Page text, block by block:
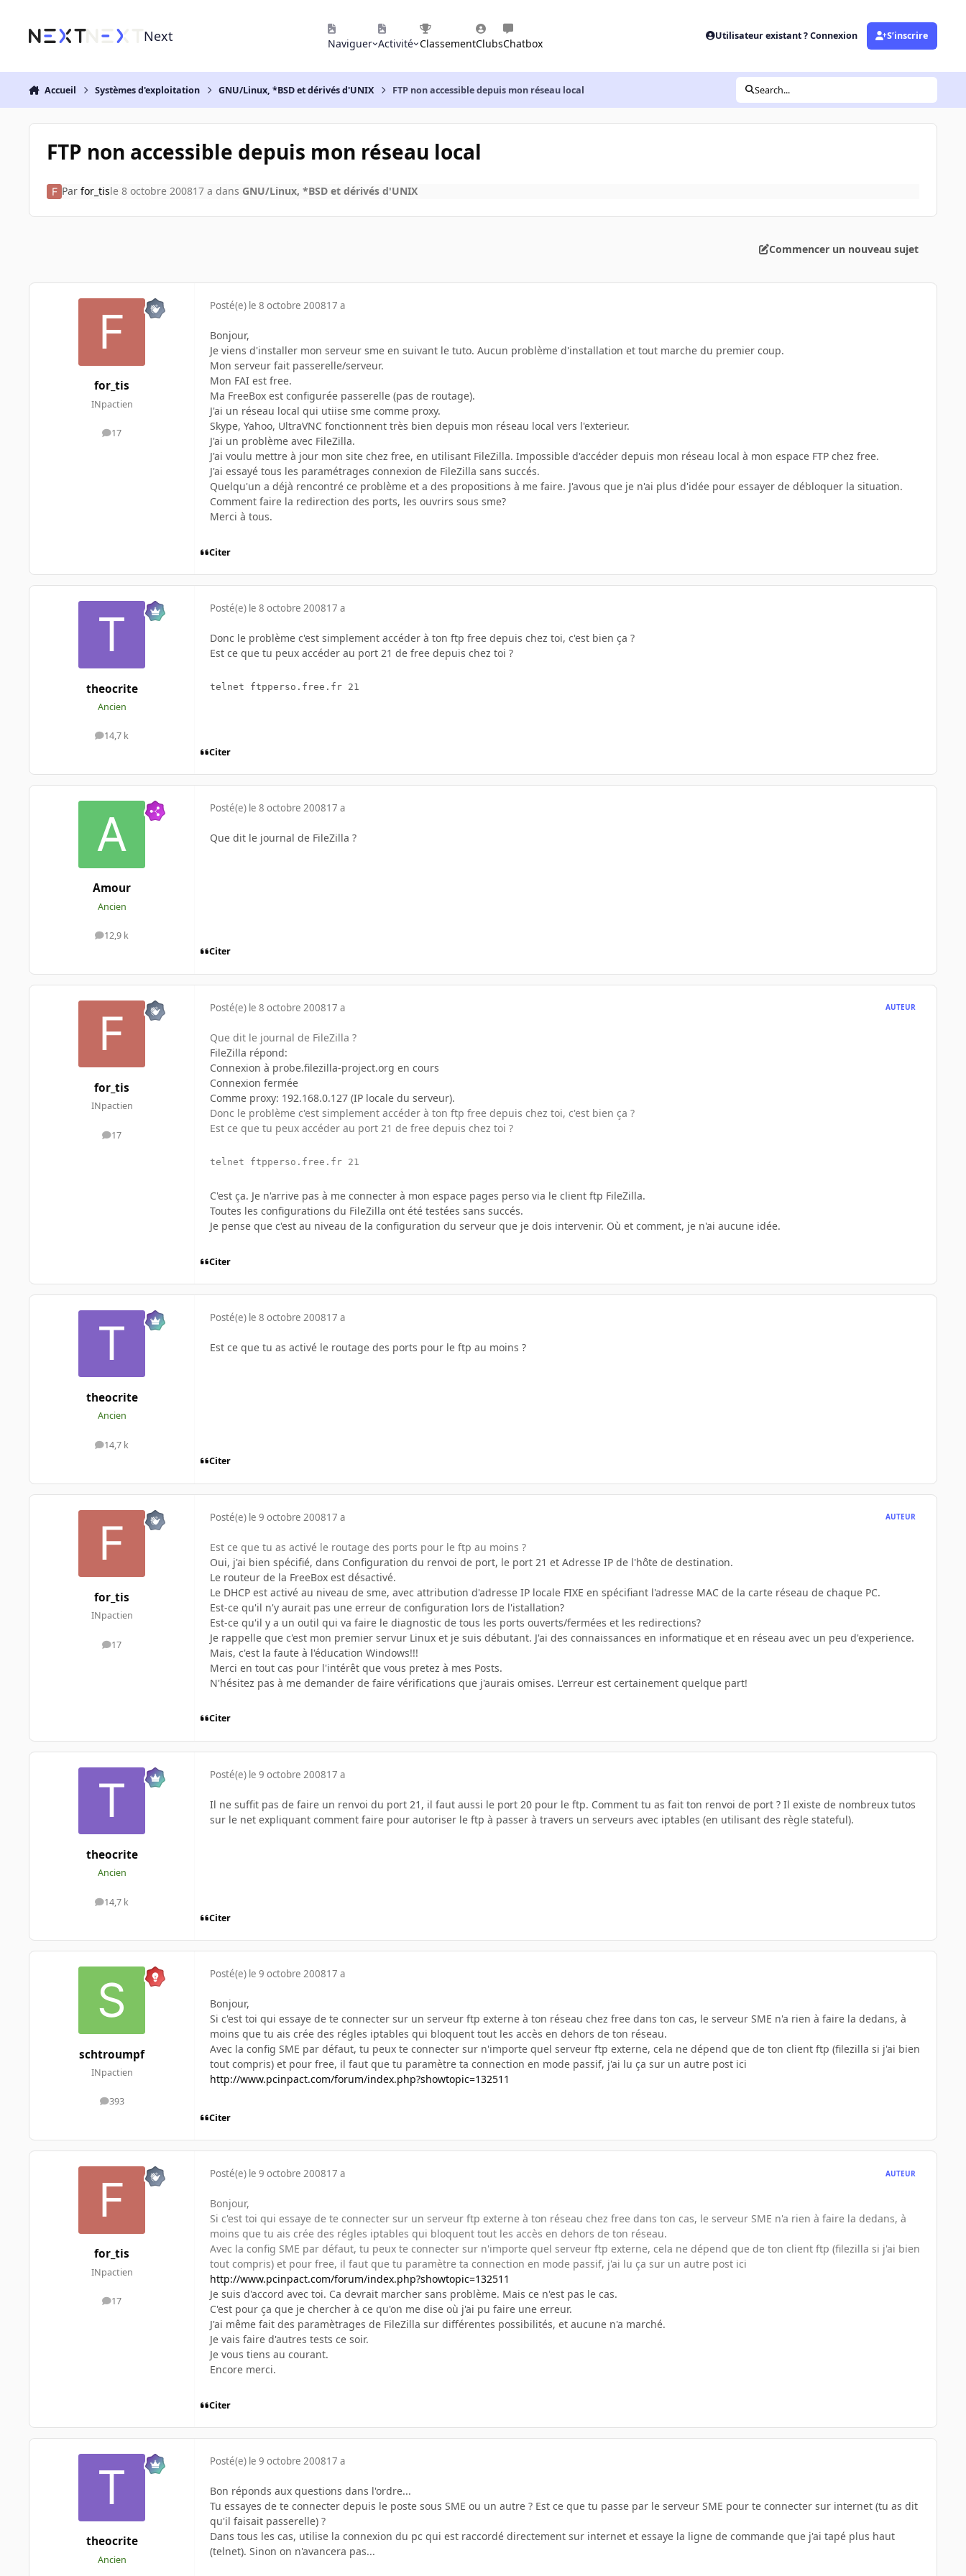
Next Naviguer Activité ClassementClubsChatbox
Utilisateur existant ? Connexion S’inscrire
Accueil Systèmes d'exploitation GNU/Linux, *BSD et dérivés d'UNIX FTP non accessible depuis mon réseau local Search...
FTP non accessible depuis mon réseau local
Par for_tisle 8 octobre 200817 a dans GNU/Linux, *BSD et dérivés d'UNIX
Commencer un nouveau sujet
for_tis
INpactien
17
messages
Posté(e) le 8 octobre 200817 a
Bonjour,
Je viens d'installer mon serveur sme en suivant le tuto. Aucun problème d'installation et tout marche du premier coup.
Mon serveur fait passerelle/serveur.
Mon FAI est free.
Ma FreeBox est configurée passerelle (pas de routage).
J'ai un réseau local qui utiise sme comme proxy.
Skype, Yahoo, UltraVNC fonctionnent très bien depuis mon réseau local vers l'exterieur.
J'ai un problème avec FileZilla.
J'ai voulu mettre à jour mon site chez free, en utilisant FileZilla. Impossible d'accéder depuis mon réseau local à mon espace FTP chez free.
J'ai essayé tous les paramétrages connexion de FileZilla sans succés.
Quelqu'un a déjà rencontré ce problème et a des propositions à me faire. J'avous que je n'ai plus d'idée pour essayer de débloquer la situation.
Comment faire la redirection des ports, les ouvrirs sous sme?
Merci à tous.
Citer
theocrite
Ancien
14,7 k
messages
Posté(e) le 8 octobre 200817 a
Donc le problème c'est simplement accéder à ton ftp free depuis chez toi, c'est bien ça ?
Est ce que tu peux accéder au port 21 de free depuis chez toi ?
telnet ftpperso.free.fr 21
Citer
Amour
Ancien
12,9 k
messages
Posté(e) le 8 octobre 200817 a
Que dit le journal de FileZilla ?
Citer
for_tis
INpactien
17
messages
Posté(e) le 8 octobre 200817 a AUTEUR
Que dit le journal de FileZilla ?
FileZilla répond:
Connexion à probe.filezilla-project.org en cours
Connexion fermée
Comme proxy: 192.168.0.127 (IP locale du serveur).
Donc le problème c'est simplement accéder à ton ftp free depuis chez toi, c'est bien ça ?
Est ce que tu peux accéder au port 21 de free depuis chez toi ?
telnet ftpperso.free.fr 21
C'est ça. Je n'arrive pas à me connecter à mon espace pages perso via le client ftp FileZilla.
Toutes les configurations du FileZilla ont été testées sans succés.
Je pense que c'est au niveau de la configuration du serveur que je dois intervenir. Où et comment, je n'ai aucune idée.
Citer
theocrite
Ancien
14,7 k
messages
Posté(e) le 8 octobre 200817 a
Est ce que tu as activé le routage des ports pour le ftp au moins ?
Citer
for_tis
INpactien
17
messages
Posté(e) le 9 octobre 200817 a AUTEUR
Est ce que tu as activé le routage des ports pour le ftp au moins ?
Oui, j'ai bien spécifié, dans Configuration du renvoi de port, le port 21 et Adresse IP de l'hôte de destination.
Le routeur de la FreeBox est désactivé.
Le DHCP est activé au niveau de sme, avec attribution d'adresse IP locale FIXE en spécifiant l'adresse MAC de la carte réseau de chaque PC.
Est-ce qu'il n'y aurait pas une erreur de configuration lors de l'istallation?
Est-ce qu'il y a un outil qui va faire le diagnostic de tous les ports ouverts/fermées et les redirections?
Je rappelle que c'est mon premier servur Linux et je suis débutant. J'ai des connaissances en informatique et en réseau avec un peu d'experience.
Mais, c'est la faute à l'éducation Windows!!!
Merci en tout cas pour l'intérêt que vous pretez à mes Posts.
N'hésitez pas à me demander de faire vérifications que j'aurais omises. L'erreur est certainement quelque part!
Citer
theocrite
Ancien
14,7 k
messages
Posté(e) le 9 octobre 200817 a
Il ne suffit pas de faire un renvoi du port 21, il faut aussi le port 20 pour le ftp. Comment tu as fait ton renvoi de port ? Il existe de nombreux tutos
sur le net expliquant comment faire pour autoriser le ftp à passer à travers un serveurs avec iptables (en utilisant des règle stateful).
Citer
schtroumpf
INpactien
393
messages
Posté(e) le 9 octobre 200817 a
Bonjour,
Si c'est toi qui essaye de te connecter sur un serveur ftp externe à ton réseau chez free dans ton cas, le serveur SME n'a rien à faire la dedans, à
moins que tu ais crée des régles iptables qui bloquent tout les accès en dehors de ton réseau.
Avec la config SME par défaut, tu peux te connecter sur n'importe quel serveur ftp externe, cela ne dépend que de ton client ftp (filezilla si j'ai bien
tout compris) et pour free, il faut que tu paramètre ta connection en mode passif, j'ai lu ça sur un autre post ici
http://www.pcinpact.com/forum/index.php?showtopic=132511
Citer
for_tis
INpactien
17
messages
Posté(e) le 9 octobre 200817 a AUTEUR
Bonjour,
Si c'est toi qui essaye de te connecter sur un serveur ftp externe à ton réseau chez free dans ton cas, le serveur SME n'a rien à faire la dedans, à
moins que tu ais crée des régles iptables qui bloquent tout les accès en dehors de ton réseau.
Avec la config SME par défaut, tu peux te connecter sur n'importe quel serveur ftp externe, cela ne dépend que de ton client ftp (filezilla si j'ai bien
tout compris) et pour free, il faut que tu paramètre ta connection en mode passif, j'ai lu ça sur un autre post ici
http://www.pcinpact.com/forum/index.php?showtopic=132511
Je suis d'accord avec toi. Ca devrait marcher sans problème. Mais ce n'est pas le cas.
C'est pour ça que je chercher à ce qu'on me dise où j'ai pu faire une erreur.
J'ai même fait des paramètrages de FileZilla sur différentes possibilités, et aucune n'a marché.
Je vais faire d'autres tests ce soir.
Je vous tiens au courant.
Encore merci.
Citer
theocrite
Ancien
Posté(e) le 9 octobre 200817 a
Bon réponds aux questions dans l'ordre...
Tu essayes de te connecter depuis le poste sous SME ou un autre ? Est ce que tu passe par le serveur SME pour te connecter sur internet (tu as dit
qu'il faisait passerelle) ?
Dans tous les cas, utilise la connexion du pc qui est raccordé directement sur internet et essaye la ligne de commande que j'ai tapé plus haut
(telnet). Sinon on n'avancera pas...